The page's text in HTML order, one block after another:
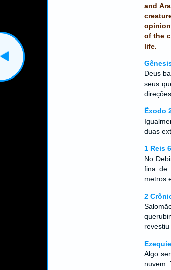
and
of the
life.
Deus
seus
Êxodo
duas
1 Reis
No
fina de
metros
2
Algo
nuvem.